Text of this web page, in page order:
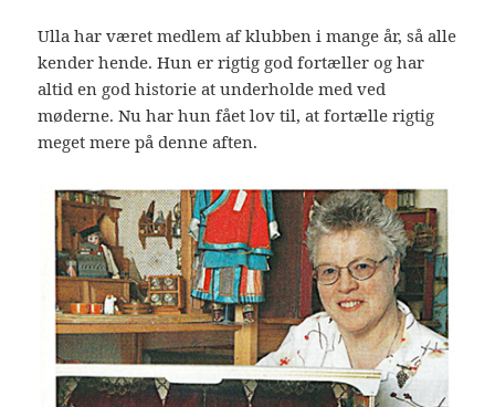
Ulla har været medlem af klubben i mange år, så alle
kender hende. Hun er rigtig god fortæller og har
altid en god historie at underholde med ved
møderne. Nu har hun fået lov til, at fortælle rigtig
meget mere på denne aften.